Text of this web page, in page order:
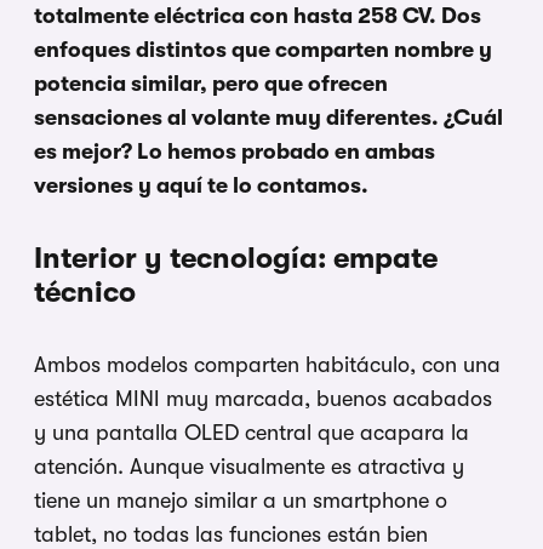
totalmente eléctrica con hasta 258 CV. Dos
enfoques distintos que comparten nombre y
potencia similar, pero que ofrecen
sensaciones al volante muy diferentes. ¿Cuál
es mejor? Lo hemos probado en ambas
versiones y aquí te lo contamos.
Interior y tecnología: empate
técnico
Ambos modelos comparten habitáculo, con una
estética MINI muy marcada, buenos acabados
y una pantalla OLED central que acapara la
atención. Aunque visualmente es atractiva y
tiene un manejo similar a un smartphone o
tablet, no todas las funciones están bien